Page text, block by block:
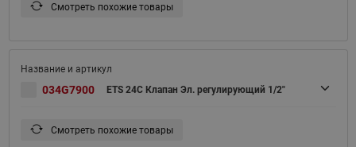
Смотреть похожие товары
034G7900 ETS 24C Клапан Эл. регулирующий 1/2"
Смотреть похожие товары